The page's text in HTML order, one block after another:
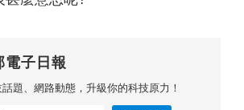
電子日報
題、網路動態，升級你的科技原力！